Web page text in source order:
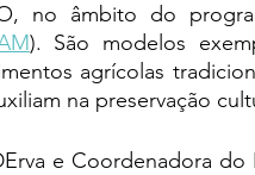
no âmbito do
). São modelos
agrícolas
na preservação
e Coordenadora do